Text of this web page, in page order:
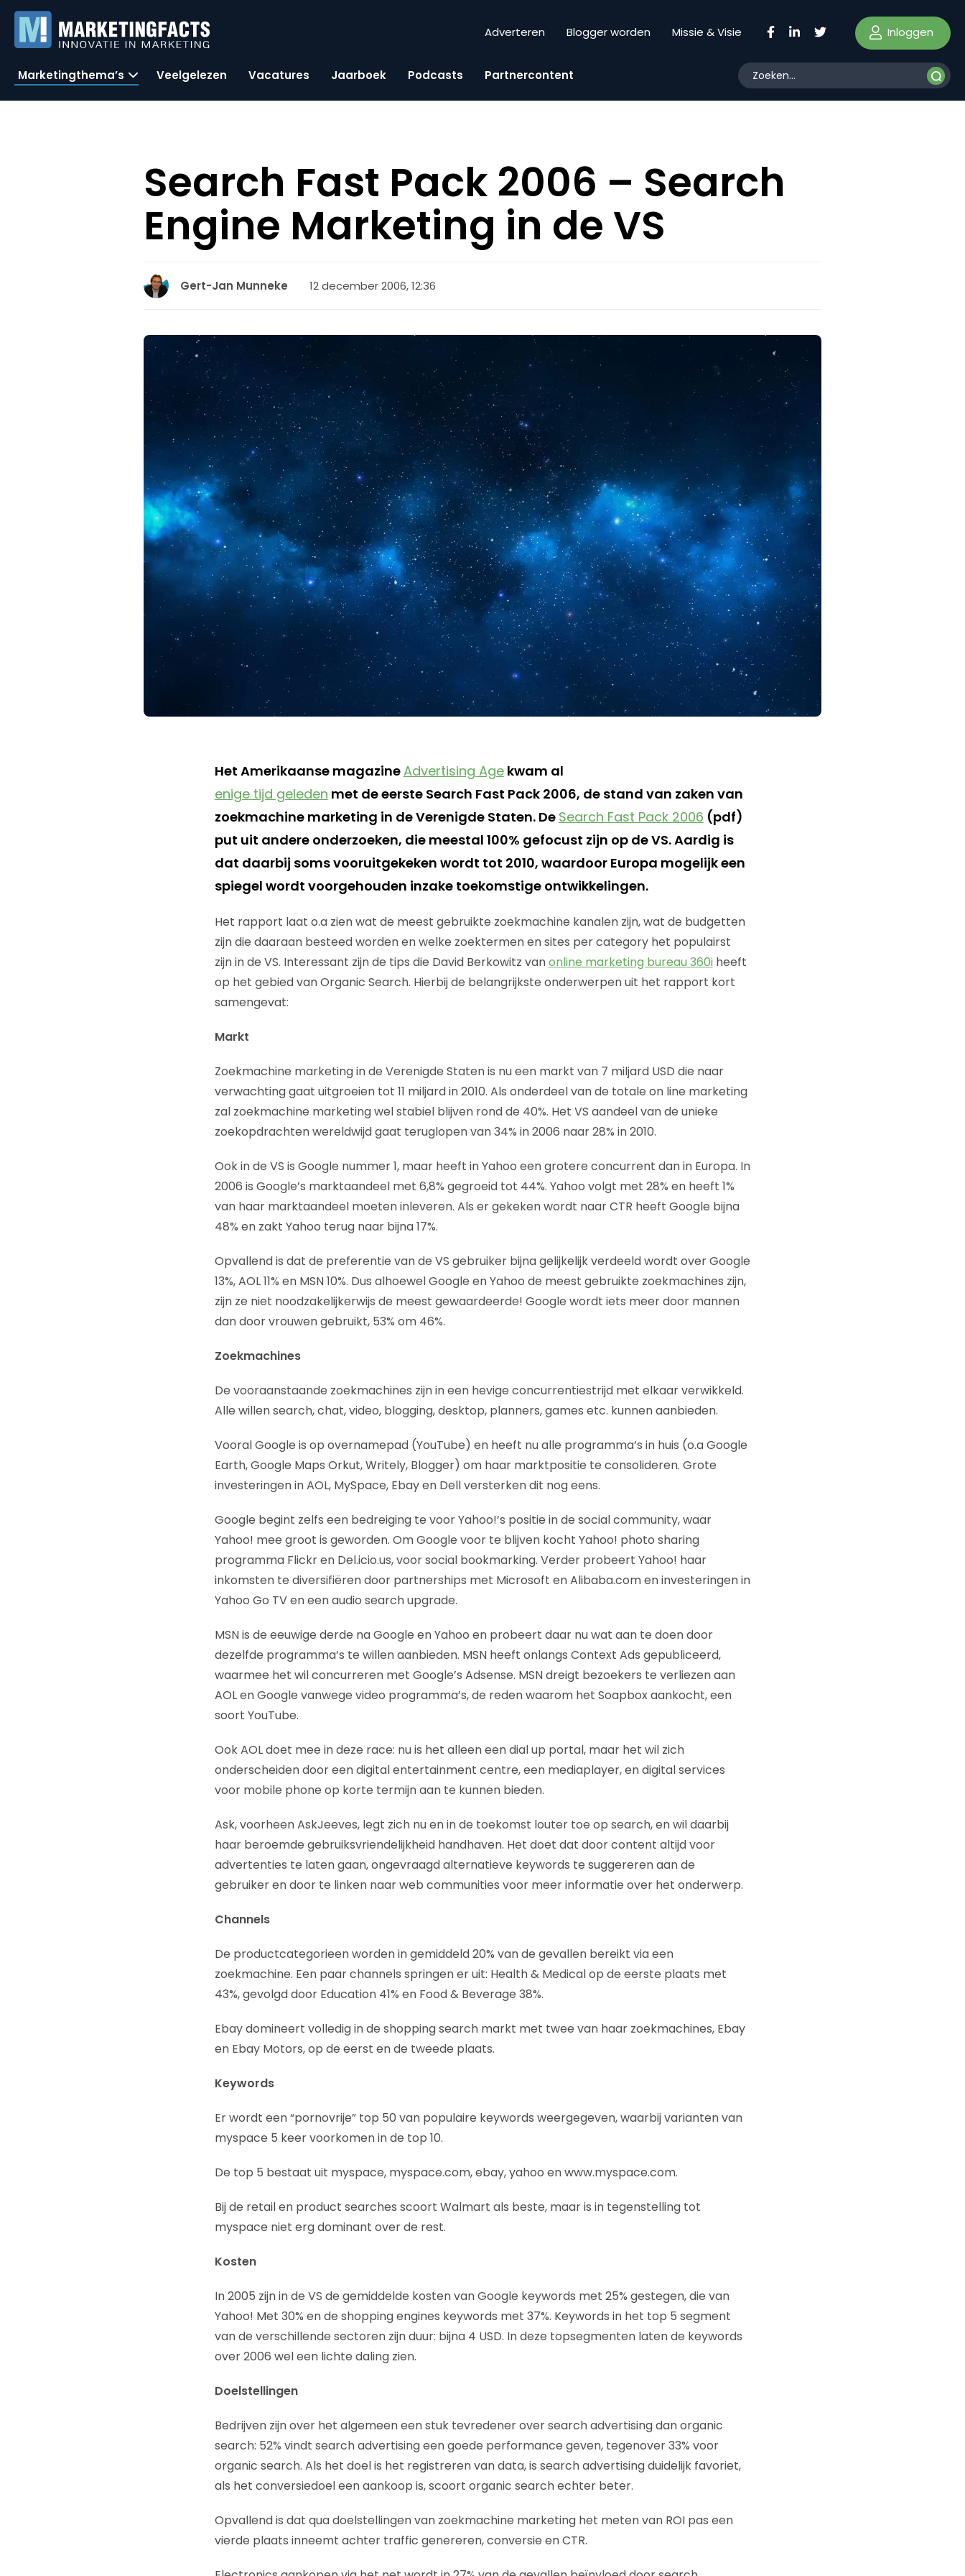
Adverteren Blogger worden Missie & Visie Inloggen
Marketingthema’s Veelgelezen Vacatures Jaarboek Podcasts Partnercontent
Search Fast Pack 2006 – Search
Engine Marketing in de VS
Gert-Jan Munneke 12 december 2006, 12:36
Het Amerikaanse magazineAdvertising Agekwam al
enige tijd geleden met de eerste Search Fast Pack 2006, de stand van zaken van
zoekmachine marketing in de Verenigde Staten. De Search Fast Pack 2006 (pdf)
put uit andere onderzoeken, die meestal 100% gefocust zijn op de VS. Aardig is
dat daarbij soms vooruitgekeken wordt tot 2010, waardoor Europa mogelijk een
spiegel wordt voorgehouden inzake toekomstige ontwikkelingen.
Het rapport laat o.a zien wat de meest gebruikte zoekmachine kanalen zijn, wat de budgetten
zijn die daaraan besteed worden en welke zoektermen en sites per category het populairst
zijn in de VS. Interessant zijn de tips die David Berkowitz vanonline marketing bureau 360iheeft
op het gebied van Organic Search. Hierbij de belangrijkste onderwerpen uit het rapport kort
samengevat:
Markt
Zoekmachine marketing in de Verenigde Staten is nu een markt van 7 miljard USD die naar
verwachting gaat uitgroeien tot 11 miljard in 2010. Als onderdeel van de totale on line marketing
zal zoekmachine marketing wel stabiel blijven rond de 40%. Het VS aandeel van de unieke
zoekopdrachten wereldwijd gaat teruglopen van 34% in 2006 naar 28% in 2010.
Ook in de VS is Google nummer 1, maar heeft in Yahoo een grotere concurrent dan in Europa. In
2006 is Google’s marktaandeel met 6,8% gegroeid tot 44%. Yahoo volgt met 28% en heeft 1%
van haar marktaandeel moeten inleveren. Als er gekeken wordt naar CTR heeft Google bijna
48% en zakt Yahoo terug naar bijna 17%.
Opvallend is dat de preferentie van de VS gebruiker bijna gelijkelijk verdeeld wordt over Google
13%, AOL 11% en MSN 10%. Dus alhoewel Google en Yahoo de meest gebruikte zoekmachines zijn,
zijn ze niet noodzakelijkerwijs de meest gewaardeerde! Google wordt iets meer door mannen
dan door vrouwen gebruikt, 53% om 46%.
Zoekmachines
De vooraanstaande zoekmachines zijn in een hevige concurrentiestrijd met elkaar verwikkeld.
Alle willen search, chat, video, blogging, desktop, planners, games etc. kunnen aanbieden.
Vooral Google is op overnamepad (YouTube) en heeft nu alle programma’s in huis (o.a Google
Earth, Google Maps Orkut, Writely, Blogger) om haar marktpositie te consolideren. Grote
investeringen in AOL, MySpace, Ebay en Dell versterken dit nog eens.
Google begint zelfs een bedreiging te voor Yahoo!‘s positie in de social community, waar
Yahoo! mee groot is geworden. Om Google voor te blijven kocht Yahoo! photo sharing
programma Flickr en Del.icio.us, voor social bookmarking. Verder probeert Yahoo! haar
inkomsten te diversifiëren door partnerships met Microsoft en Alibaba.com en investeringen in
Yahoo Go TV en een audio search upgrade.
MSN is de eeuwige derde na Google en Yahoo en probeert daar nu wat aan te doen door
dezelfde programma’s te willen aanbieden. MSN heeft onlangs Context Ads gepubliceerd,
waarmee het wil concurreren met Google’s Adsense. MSN dreigt bezoekers te verliezen aan
AOL en Google vanwege video programma’s, de reden waarom het Soapbox aankocht, een
soort YouTube.
Ook AOL doet mee in deze race: nu is het alleen een dial up portal, maar het wil zich
onderscheiden door een digital entertainment centre, een mediaplayer, en digital services
voor mobile phone op korte termijn aan te kunnen bieden.
Ask, voorheen AskJeeves, legt zich nu en in de toekomst louter toe op search, en wil daarbij
haar beroemde gebruiksvriendelijkheid handhaven. Het doet dat door content altijd voor
advertenties te laten gaan, ongevraagd alternatieve keywords te suggereren aan de
gebruiker en door te linken naar web communities voor meer informatie over het onderwerp.
Channels
De productcategorieen worden in gemiddeld 20% van de gevallen bereikt via een
zoekmachine. Een paar channels springen er uit: Health & Medical op de eerste plaats met
43%, gevolgd door Education 41% en Food & Beverage 38%.
Ebay domineert volledig in de shopping search markt met twee van haar zoekmachines, Ebay
en Ebay Motors, op de eerst en de tweede plaats.
Keywords
Er wordt een “pornovrije” top 50 van populaire keywords weergegeven, waarbij varianten van
myspace 5 keer voorkomen in de top 10.
De top 5 bestaat uit myspace, myspace.com, ebay, yahoo en www.myspace.com.
Bij de retail en product searches scoort Walmart als beste, maar is in tegenstelling tot
myspace niet erg dominant over de rest.
Kosten
In 2005 zijn in de VS de gemiddelde kosten van Google keywords met 25% gestegen, die van
Yahoo! Met 30% en de shopping engines keywords met 37%. Keywords in het top 5 segment
van de verschillende sectoren zijn duur: bijna 4 USD. In deze topsegmenten laten de keywords
over 2006 wel een lichte daling zien.
Doelstellingen
Bedrijven zijn over het algemeen een stuk tevredener over search advertising dan organic
search: 52% vindt search advertising een goede performance geven, tegenover 33% voor
organic search. Als het doel is het registreren van data, is search advertising duidelijk favoriet,
als het conversiedoel een aankoop is, scoort organic search echter beter.
Opvallend is dat qua doelstellingen van zoekmachine marketing het meten van ROI pas een
vierde plaats inneemt achter traffic genereren, conversie en CTR.